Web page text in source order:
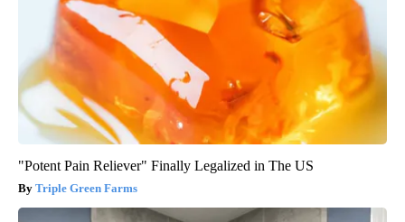
"Potent Pain Reliever" Finally Legalized in The US
Triple Green Farms